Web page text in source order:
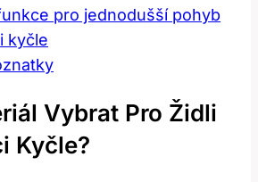
pro jednodušší pohyb
kyčle
Vybrat Pro Židli
Kyčle?